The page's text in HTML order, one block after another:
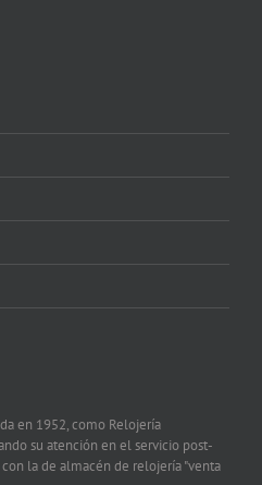
en 1952, como Relojería
su atención en el servicio post-
la de almacén de relojería "venta